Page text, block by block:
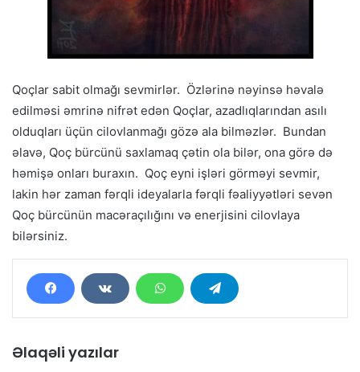
Qoçlar sabit olmağı sevmirlər. Özlərinə nəyinsə həvalə
edilməsi əmrinə nifrət edən Qoçlar, azadlıqlarından asılı
olduqları üçün cilovlanmağı gözə ala bilməzlər. Bundan
əlavə, Qoç bürcünü saxlamaq çətin ola bilər, ona görə də
həmişə onları buraxın. Qoç eyni işləri görməyi sevmir,
lakin hər zaman fərqli ideyalarla fərqli fəaliyyətləri sevən
Qoç bürcünün macəraçılığını və enerjisini cilovlaya
bilərsiniz.
Əlaqəli yazılar